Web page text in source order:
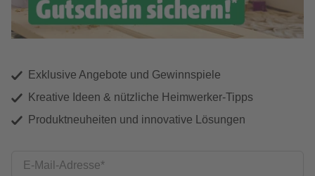
Exklusive Angebote und Gewinnspiele
Kreative Ideen & nützliche Heimwerker-Tipps
Produktneuheiten und innovative Lösungen
E-Mail-Adresse